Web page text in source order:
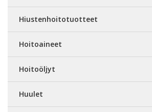
Hiustenhoitotuotteet
Hoitoaineet
Hoitoöljyt
Huulet